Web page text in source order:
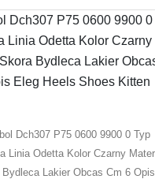
Dch307 P75 0600 9900 0 Typ
Linia Odetta Kolor Czarny
Bydleca Lakier Obcas Cm 6 Opis